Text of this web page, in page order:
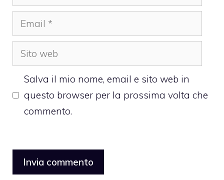
Email
Sito
web
Salva il mio nome, email e sito web in
questo browser per la prossima volta che
commento.